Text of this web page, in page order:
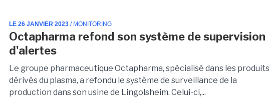
LE 26 JANVIER 2023 / MONITORING
Octapharma refond son système de supervision
d'alertes
Le groupe pharmaceutique Octapharma, spécialisé dans les produits
dérivés du plasma, a refondu le système de surveillance de la
production dans son usine de Lingolsheim. Celui-ci,...